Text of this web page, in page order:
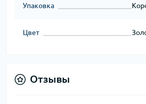
Упаковка
Цвет
Отзывы